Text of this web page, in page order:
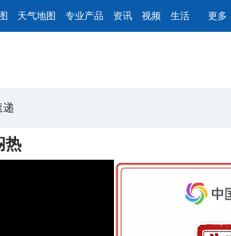
天气地图 专业产品 资讯 视频 生活 更多
递
热